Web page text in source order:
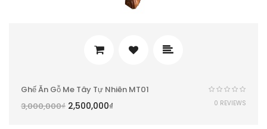
Ghế Ăn Gỗ Me Tây Tự Nhiên MT01
3,000,000₫ 2,500,000₫ 0 REVIEWS